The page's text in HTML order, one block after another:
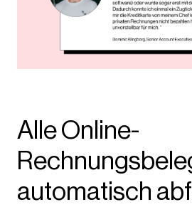
Alle Online-
automatisch